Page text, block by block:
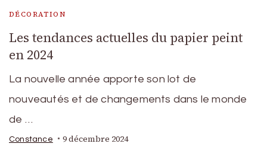
DÉCORATION
Les tendances actuelles du papier peint
en 2024
La nouvelle année apporte son lot de
nouveautés et de changements dans le monde
de …
Constance 9 décembre 2024